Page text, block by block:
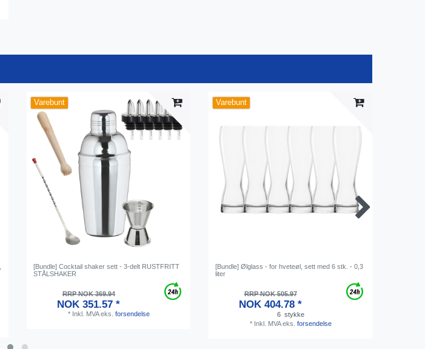
Varebunt
[Bundle] Cocktail shaker sett - 3-delt RUSTFRITT
STÅLSHAKER
RRP NOK 369.94
NOK 351.57 *
* Inkl. MVAeks. forsendelse
Varebunt
[Bundle] Ølglass - for hveteøl, sett med 6 stk. - 0,3
liter
RRP NOK 505.97
NOK 404.78 *
6 stykke
* Inkl. MVAeks. forsendelse